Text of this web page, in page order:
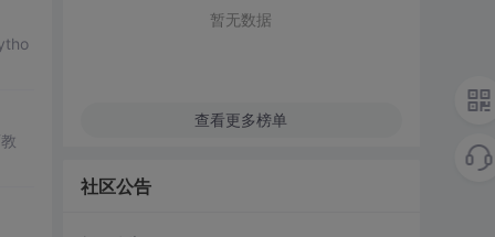
暂无数据
查看更多榜单
社区公告